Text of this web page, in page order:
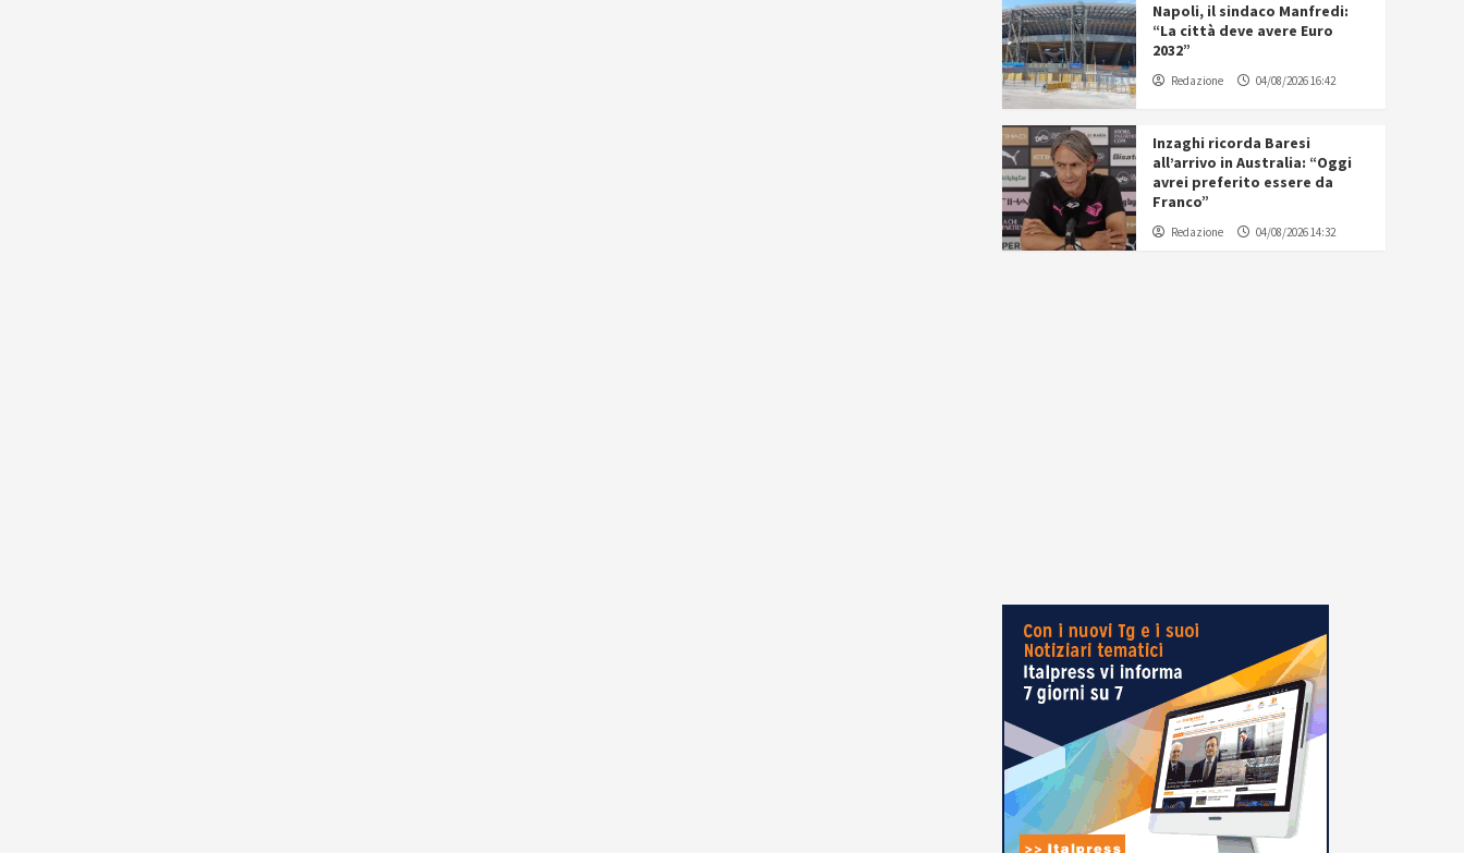
Napoli, il sindaco Manfredi:
“La città deve avere Euro
2032”
Redazione 04/08/2026 16:42
Inzaghi ricorda Baresi
all’arrivo in Australia: “Oggi
avrei preferito essere da
Franco”
Redazione 04/08/2026 14:32